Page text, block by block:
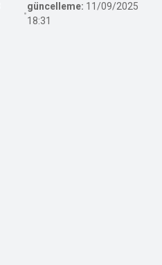
•
güncelleme: 11/09/2025
18:31